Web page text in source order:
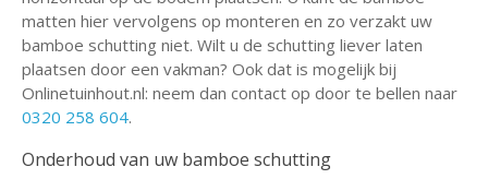
matten hier vervolgens op monteren en zo verzakt uw
bamboe schutting niet. Wilt u de schutting liever laten
plaatsen door een vakman? Ook dat is mogelijk bij
Onlinetuinhout.nl: neem dan contact op door te bellen naar
0320 258 604.
Onderhoud van uw bamboe schutting